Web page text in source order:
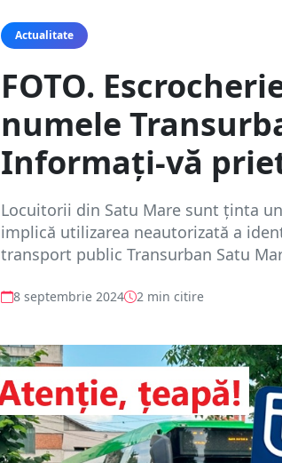
Actualitate
FOTO.
numele
Informați-vă
Locuitorii din Satu Mare sunt ținta
implică utilizarea neautorizată a
transport public Transurban Satu
8 septembrie 2024 2 min citire